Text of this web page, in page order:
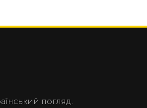
погляд.